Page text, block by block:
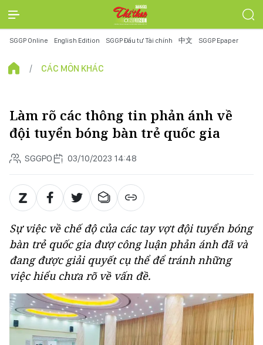
SGGP Online English Edition SGGP Đầu tư Tài chính 中文 SGGP Epaper
CÁC MÔN KHÁC
Làm rõ các thông tin phản ánh về
đội tuyển bóng bàn trẻ quốc gia
SGGPO 03/10/2023 14:48
Sự việc về chế độ của các tay vợt đội tuyển bóng
bàn trẻ quốc gia đượ công luận phản ánh đã và
đang được giải quyết cụ thể để tránh những
việc hiểu chưa rõ về vấn đề.